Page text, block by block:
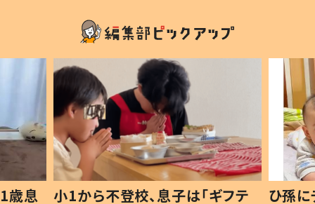
歳息 小1から不登校、息子は「ギフテ ひ孫